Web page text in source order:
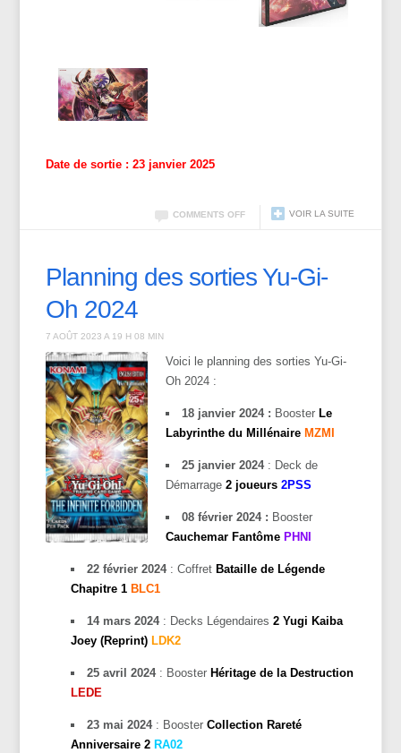
Date de sortie : 23 janvier 2025
VOIR LA SUITE
COMMENTS OFF
Planning des sorties Yu-Gi-
Oh 2024
7 AOÛT 2023 A 19 H 08 MIN
Voici le planning des sorties Yu-Gi-
Oh 2024 :
18 janvier 2024 : Booster Le
Labyrinthe du Millénaire MZMI
25 janvier 2024: Deck de
Démarrage 2 joueurs 2PSS
08 février 2024 : Booster
Cauchemar Fantôme PHNI
22 février 2024: Coffret Bataille de Légende
Chapitre 1 BLC1
14 mars 2024: Decks Légendaires 2 Yugi Kaiba
Joey (Reprint) LDK2
25 avril 2024: Booster Héritage de la Destruction
LEDE
23 mai 2024: BoosterCollection Rareté
Anniversaire 2 RA02